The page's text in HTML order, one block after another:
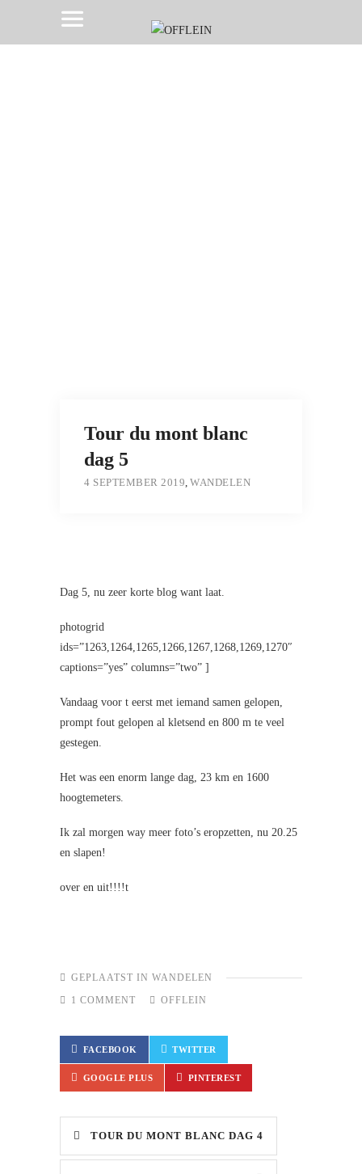
Tour du mont blanc
dag 5
4 SEPTEMBER 2019, WANDELEN
Dag 5, nu zeer korte blog want laat.
photogrid
ids=”1263,1264,1265,1266,1267,1268,1269,1270″
captions=”yes” columns=”two” ]
Vandaag voor t eerst met iemand samen gelopen,
prompt fout gelopen al kletsend en 800 m te veel
gestegen.
Het was een enorm lange dag, 23 km en 1600
hoogtemeters.
Ik zal morgen way meer foto’s eropzetten, nu 20.25
en slapen!
over en uit!!!!t
GEPLAATST IN WANDELEN
1 COMMENT
OFFLEIN
FACEBOOK TWITTER
GOOGLE PLUS PINTEREST
TOUR DU MONT BLANC DAG 4